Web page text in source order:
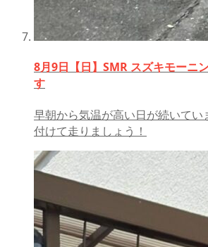
8月9日【日】SMR スズキモーニ
す
早朝から気温が高い日が続いてい
付けて走りましょう！